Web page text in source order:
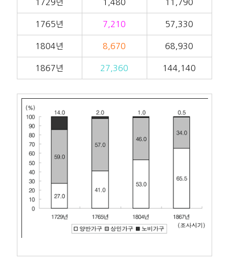
1729년 1,480 11,790
1765년 7,210 57,330
1804년 8,670 68,930
1867년 27,360 144,140